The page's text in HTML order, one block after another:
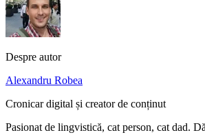
Despre autor
Alexandru Robea
Cronicar digital și creator de conținut
Pasionat de lingvistică, cat person, cat dad.